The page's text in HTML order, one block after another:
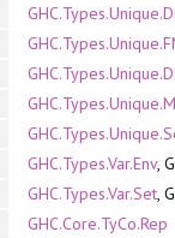
GHC.Types.Var.Env,
GHC.Types.Var.Set,
GHC.Core.TyCo.Rep